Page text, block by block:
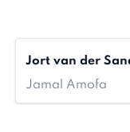
Jort van der
Jamal Amofa